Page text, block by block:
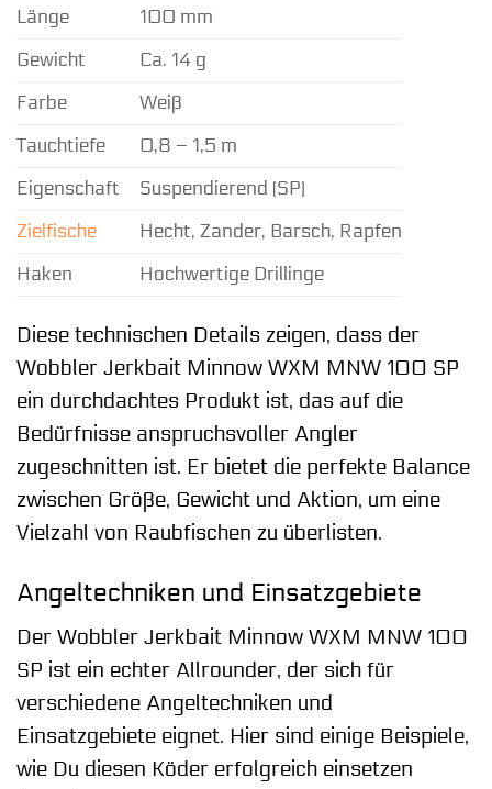
Länge
100 mm
Gewicht
Ca. 14 g
Farbe
Weiß
Tauchtiefe
0,8 – 1,5 m
Eigenschaft
Suspendierend (SP)
Zielfische
Hecht, Zander, Barsch, Rapfen
Haken
Hochwertige Drillinge
Diese technischen Details zeigen, dass der
Wobbler Jerkbait Minnow WXM MNW 100 SP
ein durchdachtes Produkt ist, das auf die
Bedürfnisse anspruchsvoller Angler
zugeschnitten ist. Er bietet die perfekte Balance
zwischen Größe, Gewicht und Aktion, um eine
Vielzahl von Raubfischen zu überlisten.
Angeltechniken und Einsatzgebiete
Der Wobbler Jerkbait Minnow WXM MNW 100
SP ist ein echter Allrounder, der sich für
verschiedene Angeltechniken und
Einsatzgebiete eignet. Hier sind einige Beispiele,
wie Du diesen Köder erfolgreich einsetzen